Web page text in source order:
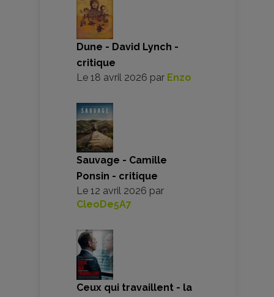
Dune - David Lynch -
critique
Le 18 avril 2026 par Enzo
Sauvage - Camille
Ponsin - critique
Le 12 avril 2026 par
CleoDe5A7
Ceux qui travaillent - la